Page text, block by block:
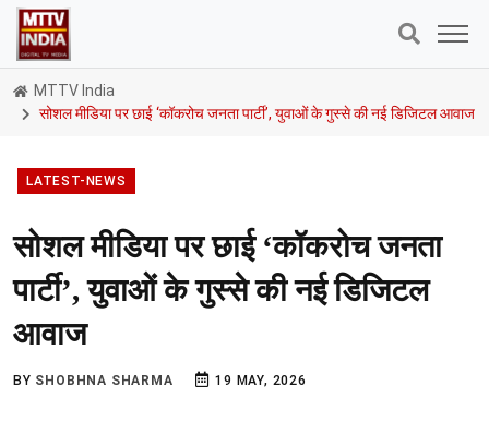
MTTV India
सोशल मीडिया पर छाई ‘कॉकरोच जनता पार्टी’, युवाओं के गुस्से की नई डिजिटल आवाज
LATEST-NEWS
सोशल मीडिया पर छाई ‘कॉकरोच जनता
पार्टी’, युवाओं के गुस्से की नई डिजिटल
आवाज
BY SHOBHNA SHARMA 19 MAY, 2026